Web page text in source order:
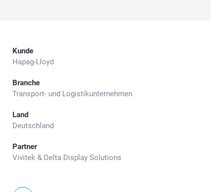
Kunde
Hapag-Lloyd
Branche
Transport- und Logistikunternehmen
Land
Deutschland
Partner
Vivitek & Delta Display Solutions